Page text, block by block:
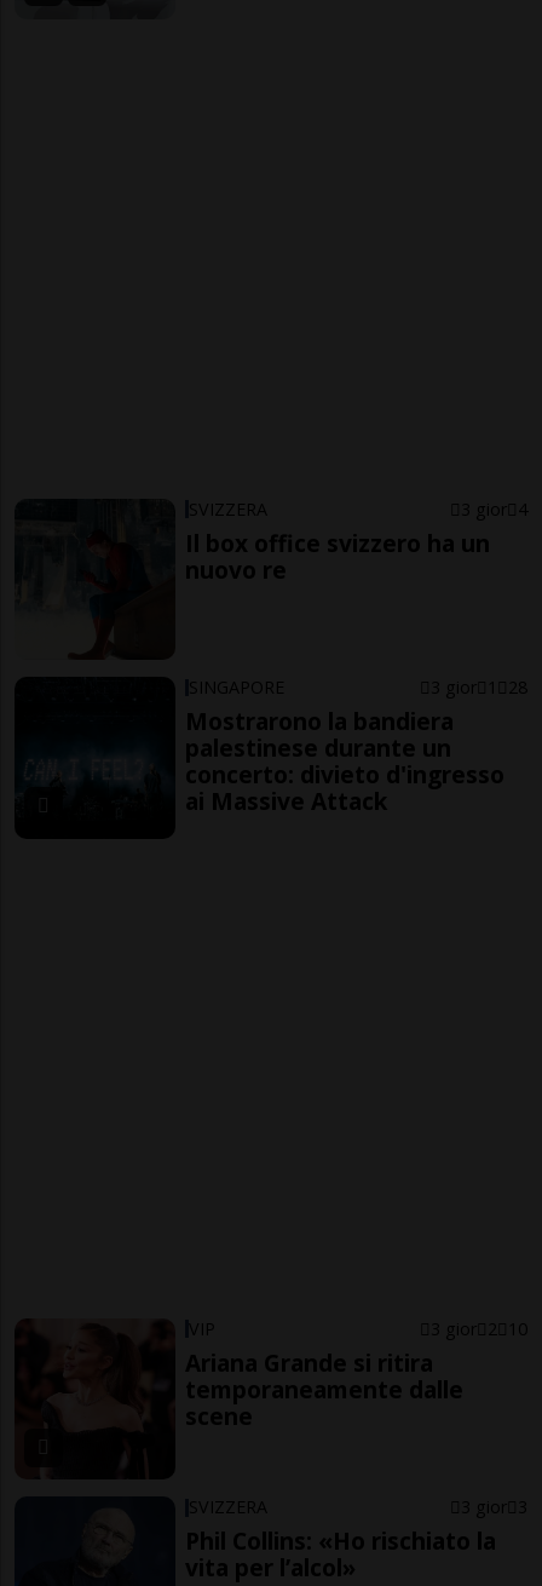
SVIZZERA 3 gior 4
Il box office svizzero ha un
nuovo re
SINGAPORE 3 gior 1 28
Mostrarono la bandiera
palestinese durante un
concerto: divieto d'ingresso
ai Massive Attack
VIP 3 gior 2 10
Ariana Grande si ritira
temporaneamente dalle
scene
SVIZZERA 3 gior 3
Phil Collins: «Ho rischiato la
vita per l’alcol»